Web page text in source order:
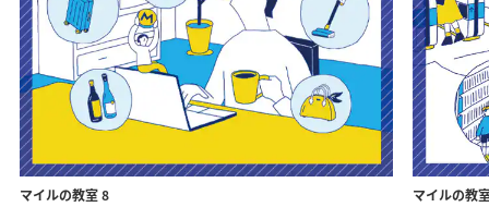
マイルの教室 8 マイルの教